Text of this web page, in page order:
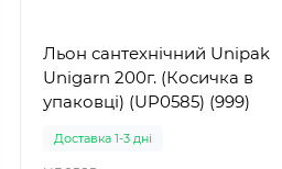
Льон сантехнічний Unipak
Unigarn 200г. (Косичка в
упаковці) (UP0585) (999)
Доставка 1-3 дні